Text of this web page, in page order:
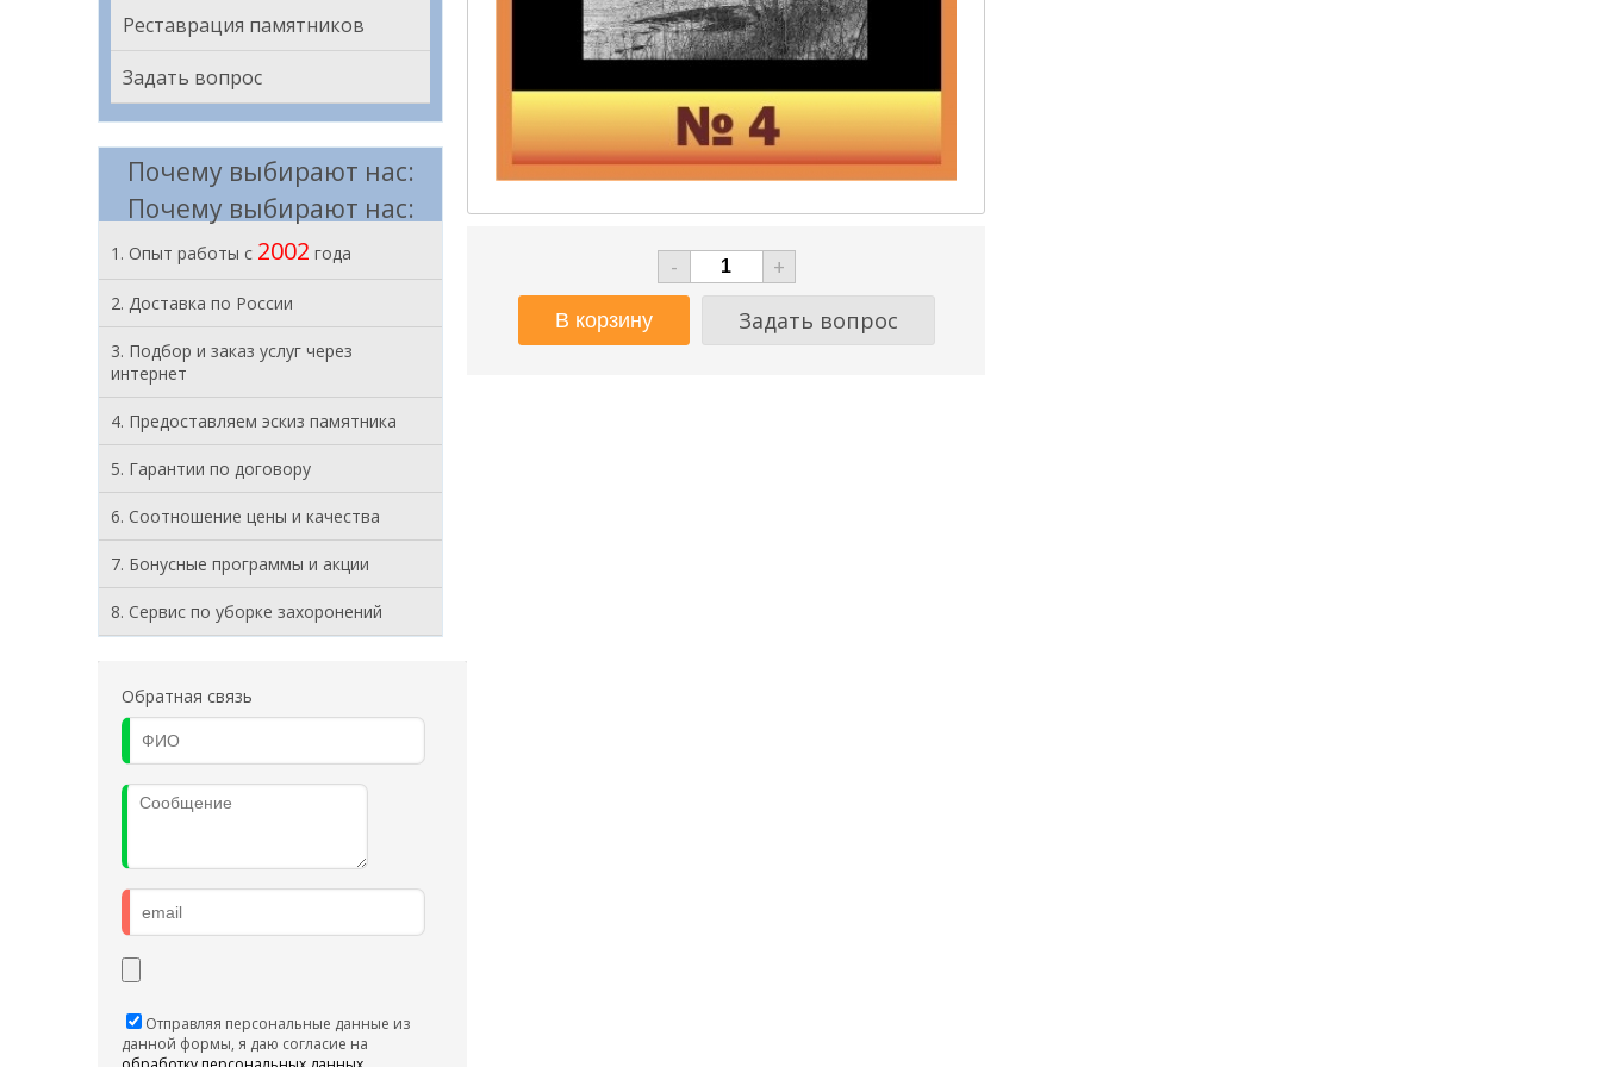
Реставрация памятников
Задать вопрос
Почему выбирают нас:
Почему выбирают нас:
1. Опыт работы с 2002 года
2. Доставка по России
3. Подбор и заказ услуг через
интернет
4. Предоставляем эскиз памятника
5. Гарантии по договору
6. Соотношение цены и качества
7. Бонусные программы и акции
8. Cервис по уборке захоронений
Обратная связь
Отправляя персональные данные из
данной формы, я даю согласие на
-
+
Задать вопрос